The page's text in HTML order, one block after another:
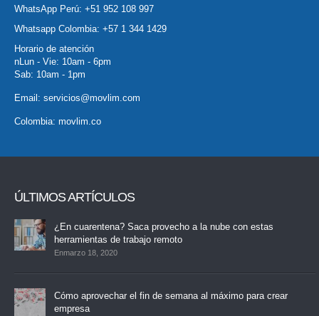
WhatsApp Perú: +51 952 108 997
Whatsapp Colombia: +57 1 344 1429
Horario de atención
nLun - Vie: 10am - 6pm
Sab: 10am - 1pm
Email: servicios@movlim.com
Colombia: movlim.co
ÚLTIMOS ARTÍCULOS
¿En cuarentena? Saca provecho a la nube con estas
herramientas de trabajo remoto
Enmarzo 18, 2020
Cómo aprovechar el fin de semana al máximo para crear
empresa